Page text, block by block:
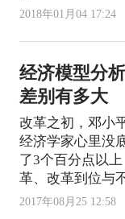
2018年01月04 17:24
经济模型分
差别有多大
改革之初，邓小
经济学家心里没
了3个百分点以
革、改革到位与
2017年08月25 12:58